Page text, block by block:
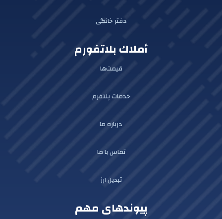
دفتر خانگی
أملاك بلاتفورم
قیمت‌ها
خدمات پلتفرم
درباره ما
تماس با ما
تبدیل ارز
پیوندهای مهم